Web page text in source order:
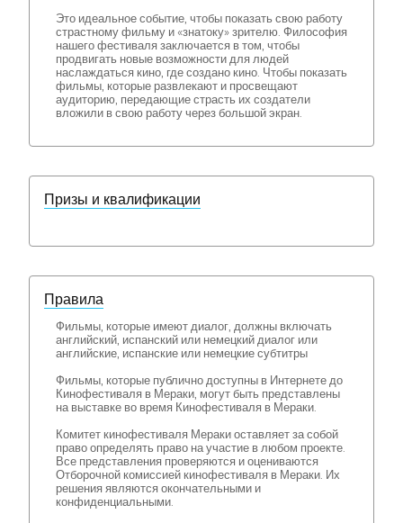
Это идеальное событие, чтобы показать свою работу
страстному фильму и «знатоку» зрителю. Философия
нашего фестиваля заключается в том, чтобы
продвигать новые возможности для людей
наслаждаться кино, где создано кино. Чтобы показать
фильмы, которые развлекают и просвещают
аудиторию, передающие страсть их создатели
вложили в свою работу через большой экран.
Призы и квалификации
Правила
Фильмы, которые имеют диалог, должны включать
английский, испанский или немецкий диалог или
английские, испанские или немецкие субтитры
Фильмы, которые публично доступны в Интернете до
Кинофестиваля в Мераки, могут быть представлены
на выставке во время Кинофестиваля в Мераки.
Комитет кинофестиваля Мераки оставляет за собой
право определять право на участие в любом проекте.
Все представления проверяются и оцениваются
Отборочной комиссией кинофестиваля в Мераки. Их
решения являются окончательными и
конфиденциальными.